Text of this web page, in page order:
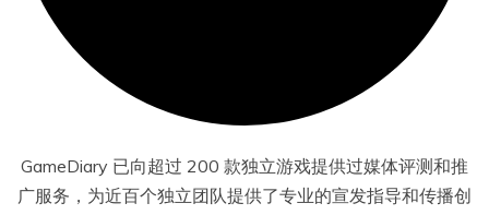
GameDiary 已向超过 200 款独立游戏提供过媒体评测和推
广服务，为近百个独立团队提供了专业的宣发指导和传播创